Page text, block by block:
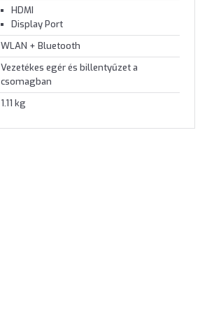
HDMI
Display Port
WLAN + Bluetooth
Vezetékes egér és billentyűzet a
csomagban
1.11 kg